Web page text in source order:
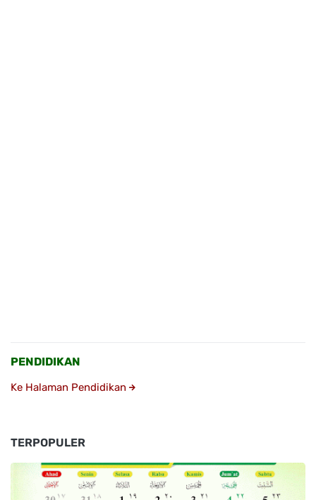
PENDIDIKAN
Ke Halaman Pendidikan
TERPOPULER